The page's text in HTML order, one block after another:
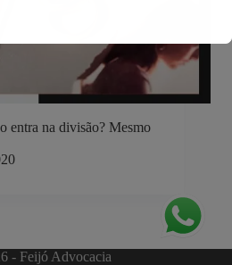
entra na divisão? Mesmo
- Feijó Advocacia